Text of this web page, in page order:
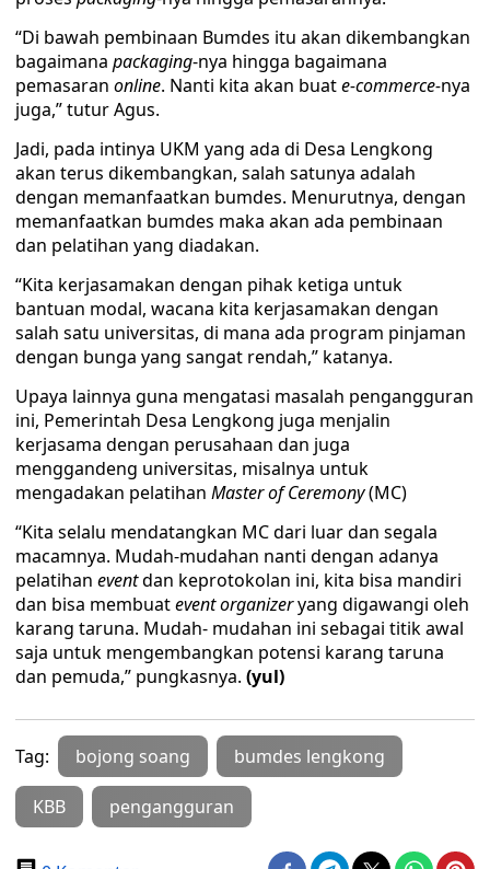
“Di bawah pembinaan Bumdes itu akan dikembangkan
bagaimana packaging-nya hingga bagaimana
pemasaran online. Nanti kita akan buate-commerce-nya
juga,” tutur Agus.
Jadi, pada intinya UKM yang ada di Desa Lengkong
akan terus dikembangkan, salah satunya adalah
dengan memanfaatkan bumdes. Menurutnya, dengan
memanfaatkan bumdes maka akan ada pembinaan
dan pelatihan yang diadakan.
“Kita kerjasamakan dengan pihak ketiga untuk
bantuan modal, wacana kita kerjasamakan dengan
salah satu universitas, di mana ada program pinjaman
dengan bunga yang sangat rendah,” katanya.
Upaya lainnya guna mengatasi masalah pengangguran
ini, Pemerintah Desa Lengkong juga menjalin
kerjasama dengan perusahaan dan juga
menggandeng universitas, misalnya untuk
mengadakan pelatihan Master of Ceremony(MC)
“Kita selalu mendatangkan MC dari luar dan segala
macamnya. Mudah-mudahan nanti dengan adanya
pelatihan eventdan keprotokolan ini, kita bisa mandiri
dan bisa membuatevent organizeryang digawangi oleh
karang taruna. Mudah- mudahan ini sebagai titik awal
saja untuk mengembangkan potensi karang taruna
dan pemuda,” pungkasnya. (yul)
Tag: bojong soang bumdes lengkong
KBB pengangguran